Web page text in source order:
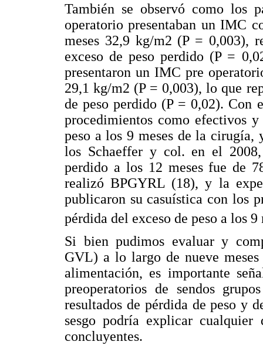
También se observó como los
operatorio presentaban un IMC
meses 32,9 kg/m2 (P = 0,003),
exceso de peso perdido (P =
presentaron un IMC pre
29,1 kg/m2 (P = 0,003), lo que
de peso perdido (P = 0,02). Con
procedimientos como efectivos
peso a los 9 meses de la cirugía,
los Schaeffer y col. en el
perdido a los 12 meses fue de
realizó BPGYRL (18), y la
publicaron su casuística con los
pérdida del exceso de peso a los
Si bien pudimos evaluar y
GVL) a lo largo de nueve
alimentación, es importante
preoperatorios de sendos
resultados de pérdida de peso y
sesgo podría explicar cualquier
concluyentes.